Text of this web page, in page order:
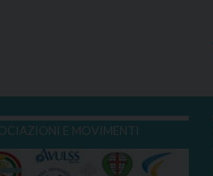
E MOVIMENTI